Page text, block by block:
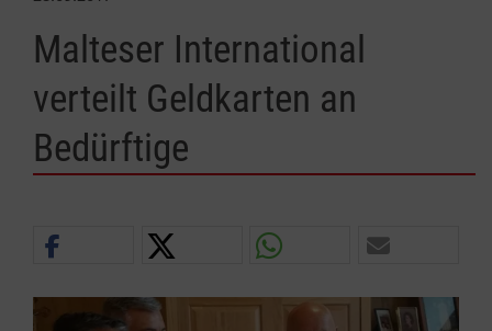
Malteser International
verteilt Geldkarten an
Bedürftige